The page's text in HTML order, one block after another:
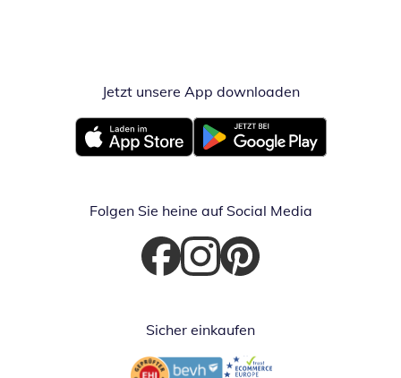
Jetzt unsere App downloadenÖffnet in
Öffnet in neuem FensterÖffnet in neuem Fenster
Folgen Sie heine auf Social Media
Öffnet in neuem Fenster
Öffnet in neuem Fenster
Öffnet in neuem Fenster
Sicher einkaufen